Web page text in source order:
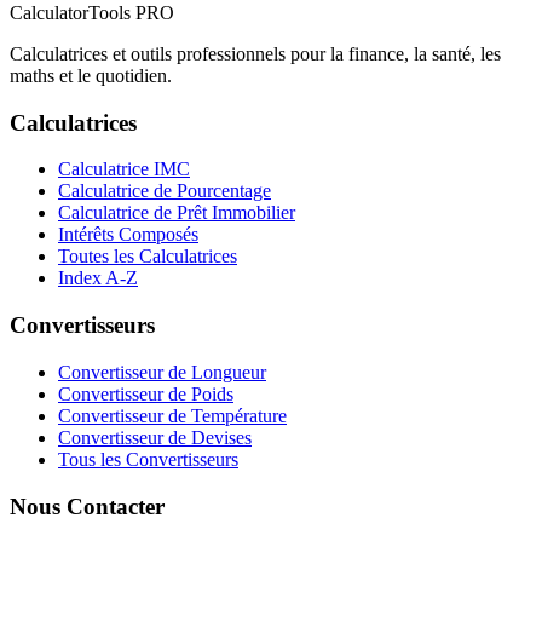
CalculatorTools PRO
Calculatrices et outils professionnels pour la finance, la santé, les
maths et le quotidien.
Calculatrices
Calculatrice IMC
Calculatrice de Pourcentage
Calculatrice de Prêt Immobilier
Intérêts Composés
Toutes les Calculatrices
Index A-Z
Convertisseurs
Convertisseur de Longueur
Convertisseur de Poids
Convertisseur de Température
Convertisseur de Devises
Tous les Convertisseurs
Nous Contacter